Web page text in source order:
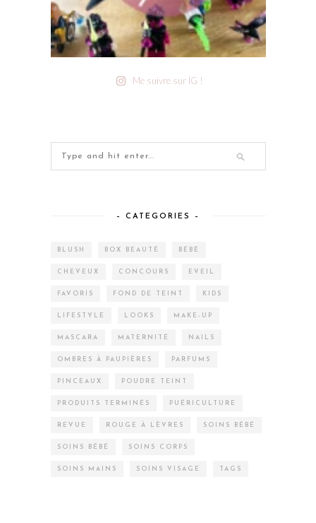
Me suivre sur IG !
– CATEGORIES –
BLUSH BOX BEAUTÉ BÉBÉ
CHEVEUX CONCOURS EVEIL
FAVORIS FOND DE TEINT KIDS
LIFESTYLE LOOKS MAKE-UP
MASCARA MATERNITÉ NAILS
OMBRES À PAUPIÈRES PARFUMS
PINCEAUX POUDRE TEINT
PRODUITS TERMINÉS PUÉRICULTURE
REVUE ROUGE À LÈVRES SOINS BÉBÉ
SOINS BÉBÉ SOINS CORPS
SOINS MAINS SOINS VISAGE TAGS